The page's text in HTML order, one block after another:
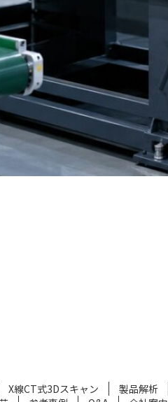
X線CT式3Dスキャン 製品解析